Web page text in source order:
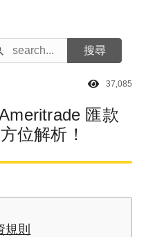
37,085
匯款
位解析！
則